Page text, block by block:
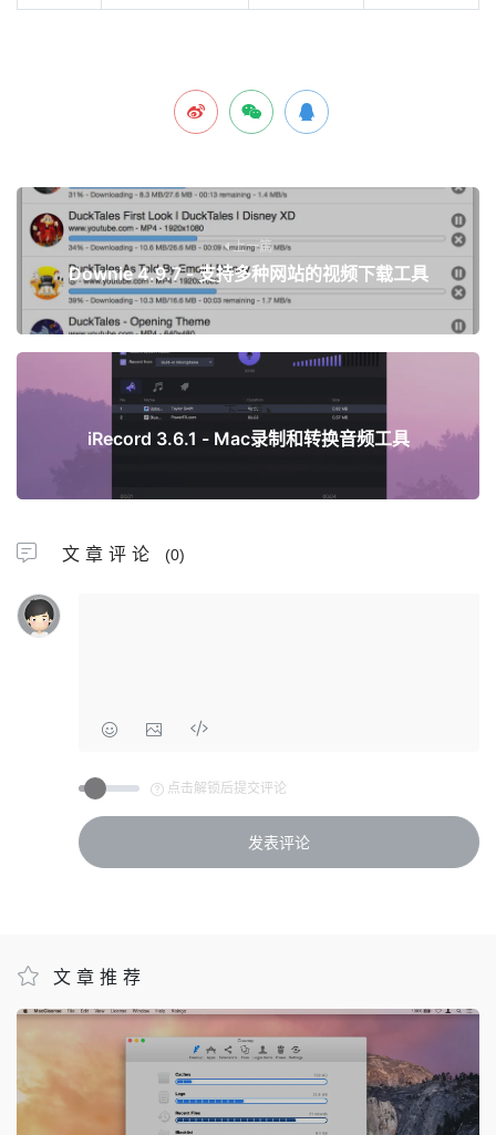
上一篇
Downie 4.9.7 - 支持多种网站的视频下载工具
下一篇
iRecord 3.6.1 - Mac录制和转换音频工具
文章评论 (0)
点击解锁后提交评论
文章推荐